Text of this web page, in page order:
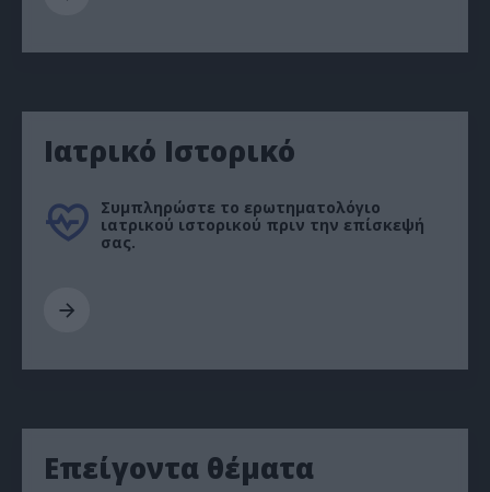
Ιατρικό Ιστορικό
Συμπληρώστε το ερωτηματολόγιο
ιατρικού ιστορικού πριν την επίσκεψή
σας.
Επείγοντα θέματα